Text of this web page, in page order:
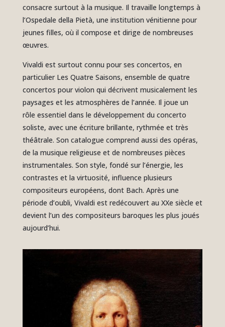
consacre surtout à la musique. Il travaille longtemps à
l’Ospedale della Pietà, une institution vénitienne pour
jeunes filles, où il compose et dirige de nombreuses
œuvres.
Vivaldi est surtout connu pour ses concertos, en
particulier Les Quatre Saisons, ensemble de quatre
concertos pour violon qui décrivent musicalement les
paysages et les atmosphères de l’année. Il joue un
rôle essentiel dans le développement du concerto
soliste, avec une écriture brillante, rythmée et très
théâtrale. Son catalogue comprend aussi des opéras,
de la musique religieuse et de nombreuses pièces
instrumentales. Son style, fondé sur l’énergie, les
contrastes et la virtuosité, influence plusieurs
compositeurs européens, dont Bach. Après une
période d’oubli, Vivaldi est redécouvert au XXe siècle et
devient l’un des compositeurs baroques les plus joués
aujourd’hui.